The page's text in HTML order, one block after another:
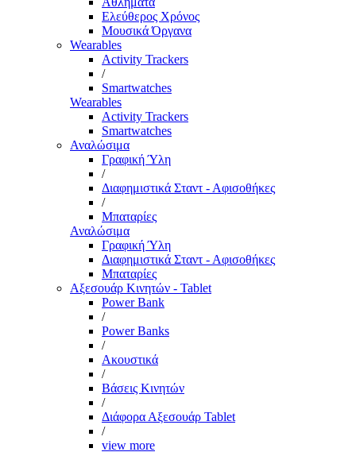
Ελεύθερος Χρόνος
Μουσικά Όργανα
Wearables
Activity Trackers
/
Smartwatches
Wearables
Activity Trackers
Smartwatches
Αναλώσιμα
Γραφική Ύλη
/
Διαφημιστικά Σταντ - Αφισοθήκες
/
Μπαταρίες
Αναλώσιμα
Γραφική Ύλη
Διαφημιστικά Σταντ - Αφισοθήκες
Μπαταρίες
Αξεσουάρ Κινητών - Tablet
Power Bank
/
Power Banks
/
Ακουστικά
/
Βάσεις Κινητών
/
Διάφορα Αξεσουάρ Tablet
/
view more